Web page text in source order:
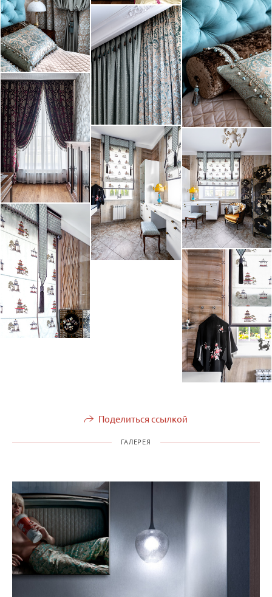
Поделиться ссылкой
ГАЛЕРЕЯ